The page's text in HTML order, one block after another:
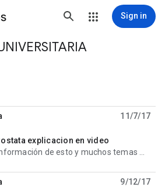
Sign in
11/7/17
explicacion en video
9/12/17